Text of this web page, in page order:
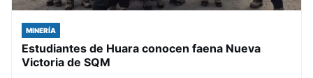
MINERÍA
Estudiantes de Huara conocen faena Nueva
Victoria de SQM